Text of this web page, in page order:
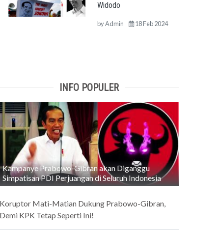
Widodo
byAdmin 18 Feb 2024
INFO POPULER
Kampanye Prabowo-Gibran akan Diganggu
Simpatisan PDI Perjuangan di Seluruh Indonesia
Mati-Matian Dukung Prabowo-Gibran,
KPK Tetap Seperti Ini!